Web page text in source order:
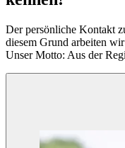
Der persönliche Kontakt
diesem Grund arbeiten
Unser Motto: Aus der